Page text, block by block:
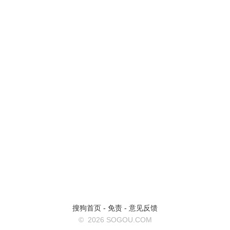
搜狗首页 - 免责 - 意见反馈
© 2026 SOGOU.COM